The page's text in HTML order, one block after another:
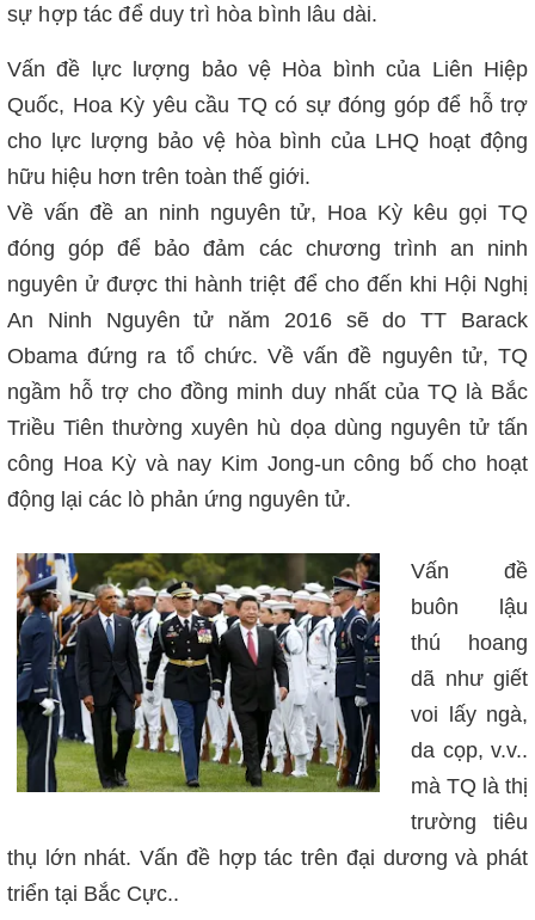
sự hợp tác để duy trì hòa bình lâu dài.
Vấn đề lực lượng bảo vệ Hòa bình của Liên Hiệp
Quốc, Hoa Kỳ yêu cầu TQ có sự đóng góp để hỗ trợ
cho lực lượng bảo vệ hòa bình của LHQ hoạt động
hữu hiệu hơn trên toàn thế giới.
Về vấn đề an ninh nguyên tử, Hoa Kỳ kêu gọi TQ
đóng góp để bảo đảm các chương trình an ninh
nguyên ử được thi hành triệt để cho đến khi Hội Nghị
An Ninh Nguyên tử năm 2016 sẽ do TT Barack
Obama đứng ra tổ chức. Về vấn đề nguyên tử, TQ
ngầm hỗ trợ cho đồng minh duy nhất của TQ là Bắc
Triều Tiên thường xuyên hù dọa dùng nguyên tử tấn
công Hoa Kỳ và nay Kim Jong-un công bố cho hoạt
động lại các lò phản ứng nguyên tử.
Vấn đề
buôn lậu
thú hoang
dã như giết
voi lấy ngà,
da cọp, v.v..
mà TQ là thị
trường tiêu
thụ lớn nhát. Vấn đề hợp tác trên đại dương và phát
triển tại Bắc Cực..